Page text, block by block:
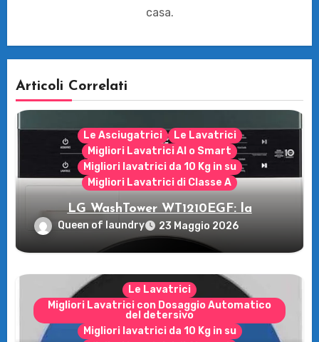
casa.
Articoli Correlati
Le Asciugatrici
Le Lavatrici
Migliori Lavatrici AI o Smart
Migliori lavatrici da 10 Kg in su
Migliori Lavatrici di Classe A
LG WashTower WT1210EGF: la
rivoluzione intelligente per il tuo bucato!
Queen of laundry 23 Maggio 2026
Le Lavatrici
Migliori Lavatrici con Dosaggio Automatico
del detersivo
Migliori lavatrici da 10 Kg in su